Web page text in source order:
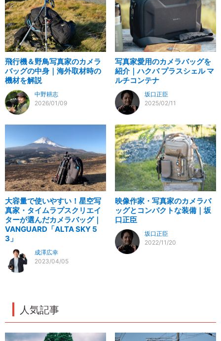
飛行機＆野鳥写真家のカメラ
バッグの中身｜海外取材時の
機材を解説
中野耕志
2026/01/09
写真家愛用のカメラバッグを
紹介｜ハクバ プラスシェル マ
ルチコンテナ
坂口正臣
2025/02/11
大容量で使いやすい！星空写
真家・タイムラプスクリエイ
ターが選んだカメラバッグ｜
VANGUARD「ALTA SKY 5
3」
成澤広幸
2023/04/05
映像作家・写真家のカメラバ
ッグとコンパクトな装備｜坂
口正臣
坂口正臣
2022/11/20
人気記事